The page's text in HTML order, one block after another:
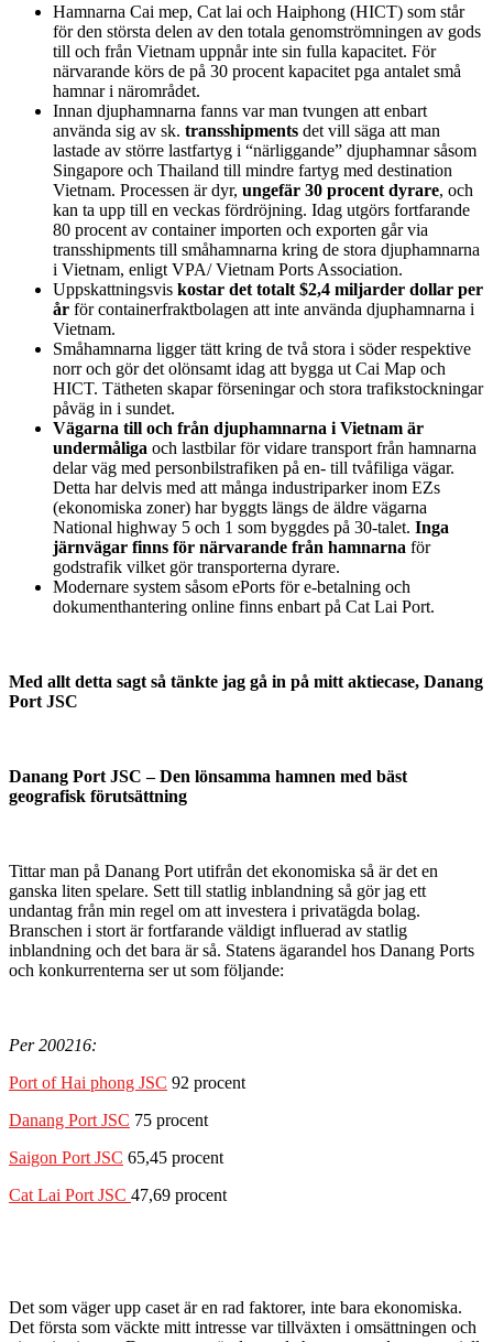
Hamnarna Cai mep, Cat lai och Haiphong (HICT) som står
för den största delen av den totala genomströmningen av gods
till och från Vietnam uppnår inte sin fulla kapacitet. För
närvarande körs de på 30 procent kapacitet pga antalet små
hamnar i närområdet.
Innan djuphamnarna fanns var man tvungen att enbart
använda sig av sk. transshipments det vill säga att man
lastade av större lastfartyg i “närliggande” djuphamnar såsom
Singapore och Thailand till mindre fartyg med destination
Vietnam. Processen är dyr, ungefär 30 procent dyrare, och
kan ta upp till en veckas fördröjning. Idag utgörs fortfarande
80 procent av container importen och exporten går via
transshipments till småhamnarna kring de stora djuphamnarna
i Vietnam, enligt VPA/ Vietnam Ports Association.
Uppskattningsvis kostar det totalt $2,4 miljarder dollar per
år för containerfraktbolagen att inte använda djuphamnarna i
Vietnam.
Småhamnarna ligger tätt kring de två stora i söder respektive
norr och gör det olönsamt idag att bygga ut Cai Map och
HICT. Tätheten skapar förseningar och stora trafikstockningar
påväg in i sundet.
Vägarna till och från djuphamnarna i Vietnam är
undermåliga och lastbilar för vidare transport från hamnarna
delar väg med personbilstrafiken på en- till tvåfiliga vägar.
Detta har delvis med att många industriparker inom EZs
(ekonomiska zoner) har byggts längs de äldre vägarna
National highway 5 och 1 som byggdes på 30-talet. Inga
järnvägar finns för närvarande från hamnarna för
godstrafik vilket gör transporterna dyrare.
Modernare system såsom ePorts för e-betalning och
dokumenthantering online finns enbart på Cat Lai Port.
Med allt detta sagt så tänkte jag gå in på mitt aktiecase, Danang
Port JSC
Danang Port JSC – Den lönsamma hamnen med bäst
geografisk förutsättning
Tittar man på Danang Port utifrån det ekonomiska så är det en
ganska liten spelare. Sett till statlig inblandning så gör jag ett
undantag från min regel om att investera i privatägda bolag.
Branschen i stort är fortfarande väldigt influerad av statlig
inblandning och det bara är så. Statens ägarandel hos Danang Ports
och konkurrenterna ser ut som följande:
Per 200216:
Port of Hai phong JSC 92 procent
Danang Port JSC 75 procent
Saigon Port JSC 65,45 procent
Cat Lai Port JSC 47,69 procent
Det som väger upp caset är en rad faktorer, inte bara ekonomiska.
Det första som väckte mitt intresse var tillväxten i omsättningen och